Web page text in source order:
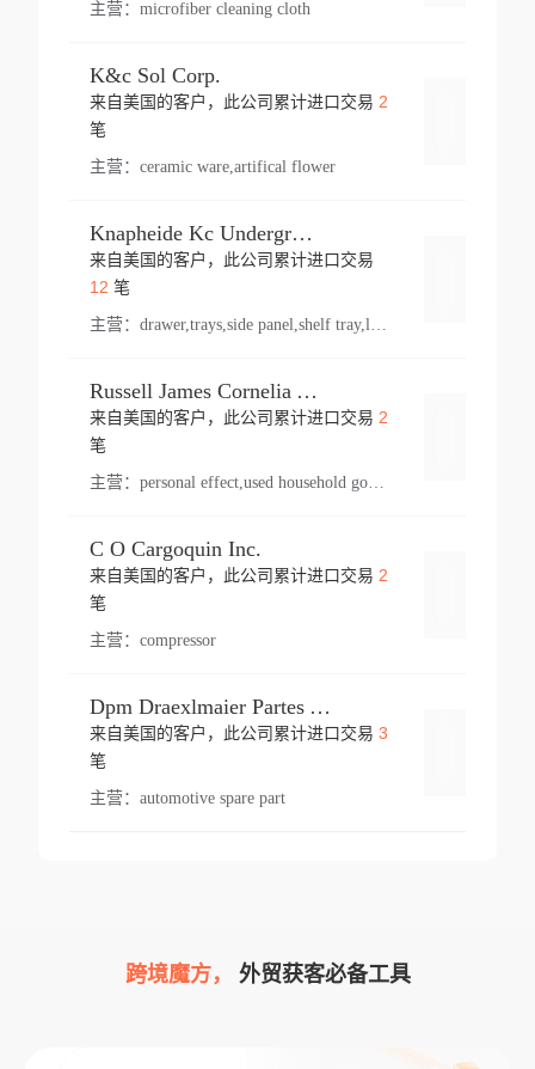
主营： microfiber cleaning cloth
K&c Sol Corp.
来自美国的客户，此公司累计进口交易 2
笔
主营： ceramic ware,artifical flower
Knapheide Kc Underground
来自美国的客户，此公司累计进口交易
12 笔
主营：
Russell James Cornelia Arlington Va
来自美国的客户，此公司累计进口交易 2
笔
主营： personal effect,used household goods
C O Cargoquin Inc.
来自美国的客户，此公司累计进口交易 2
笔
主营： compressor
Dpm Draexlmaier Partes Automotrices Corr Ind Huejotzingo
来自美国的客户，此公司累计进口交易 3
笔
主营： automotive spare part
跨境魔方， 外贸获客必备工具